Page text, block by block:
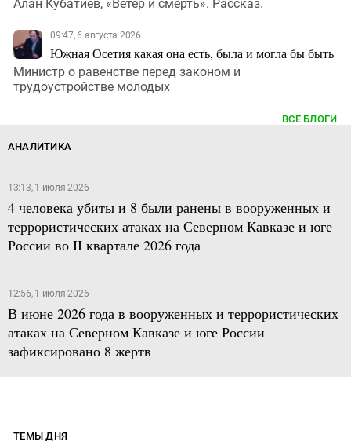
Алан Кубатиев, «Ветер и смерть». Рассказ.
09:47, 6 августа 2026
Южная Осетия какая она есть, была и могла бы быть
Министр о равенстве перед законом и
трудоустройстве молодых
ВСЕ БЛОГИ
АНАЛИТИКА
13:13, 1 июля 2026
4 человека убиты и 8 были ранены в вооруженных и
террористических атаках на Северном Кавказе и юге
России во II квартале 2026 года
12:56, 1 июля 2026
В июне 2026 года в вооруженных и террористических
атаках на Северном Кавказе и юге России
зафиксировано 8 жертв
ТЕМЫ ДНЯ